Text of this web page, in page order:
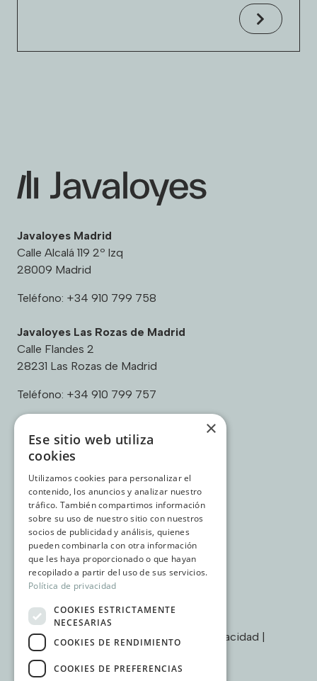
Javaloyes Madrid
Calle Alcalá 119 2º Izq
28009 Madrid
Teléfono: +34 910 799 758
Javaloyes Las Rozas de Madrid
Calle Flandes 2
28231 Las Rozas de Madrid
Teléfono: +34 910 799 757
Enlaces:
Contacto
Sobre nosotros
Casos de éxito
Testimonios
Términos & condiciones|Política de privacidad |
Política de cookies
×
Ese sitio web utiliza
cookies
Utilizamos cookies para personalizar el
contenido, los anuncios y analizar nuestro
tráfico. También compartimos información
sobre su uso de nuestro sitio con nuestros
socios de publicidad y análisis, quienes
pueden combinarla con otra información
que les haya proporcionado o que hayan
recopilado a partir del uso de sus servicios.
Política de privacidad
COOKIES ESTRICTAMENTE
NECESARIAS
COOKIES DE RENDIMIENTO
COOKIES DE PREFERENCIAS